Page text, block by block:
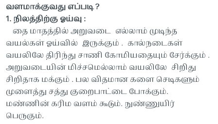
வளமாக்குவது எப்படி ?
1. நிலத்திற்கு ஓய்வு :
தை மாதத்தில் அறுவடை எல்லாம் முடிந்த
வயல்கள் ஓய்வில் இருக்கும் . கால்நடைகள்
வயலிலே திரிந்து சாணி கோமியதையும் சேர்க்கும் .
அறுவடையின் மிச்சமெல்லாம் வயலிலே சிறிது
சிறிதாக மக்கும் . பல விதமான களை செடிகளும்
முளைத்து சத்து குறைபாட்டை போக்கும்.
மண்ணின் கரிம வளம் கூடும். நுண்ணுயிர்
பெருகும்.